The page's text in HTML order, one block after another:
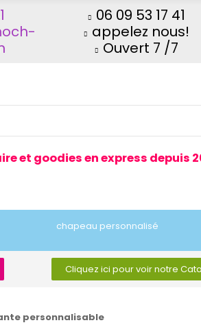
06 09 53 17 41
appelez nous!
Ouvert 7 /7
et goodies en express depuis
chapeau personnalisé
Cliquez ici pour voir notre
personnalisable